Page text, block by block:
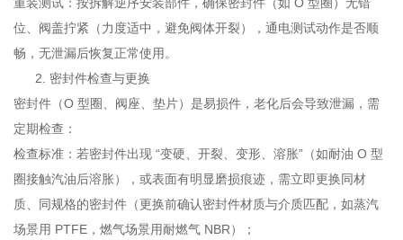
位、阀盖拧紧（力度适中，避免阀体开裂），通电测试动作是否顺
畅，无泄漏后恢复正常使用。
密封件检查与更换
密封件（O 型圈、阀座、垫片）是易损件，老化后会导致泄漏，需
定期检查：
检查标准：若密封件出现 “变硬、开裂、变形、溶胀”（如耐油 O 型
圈接触汽油后溶胀），或表面有明显磨损痕迹，需立即更换同材
质、同规格的密封件（更换前确认密封件材质与介质匹配，如蒸汽
场景用 PTFE，燃气场景用耐燃气 NBR）；